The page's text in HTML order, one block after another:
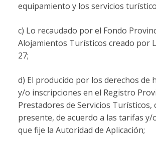
equipamiento y los servicios
c) Lo recaudado por el Fondo
Alojamientos Turísticos creado por
27;
d) El producido por los derechos de
y/o inscripciones en el Registro
Prestadores de Servicios Turísticos,
presente, de acuerdo a las tarifas y/
que fije la Autoridad de Aplicación;